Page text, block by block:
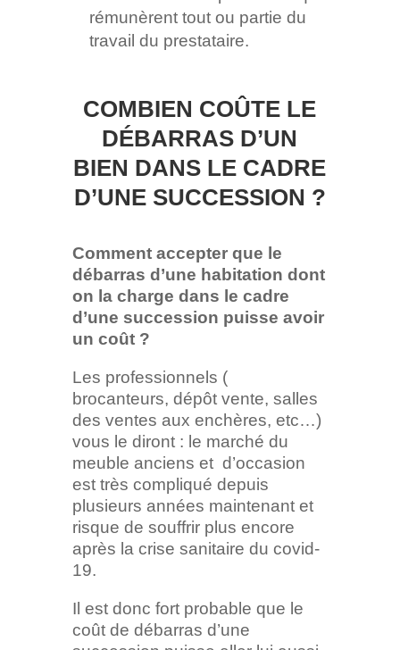
rémunèrent tout ou partie du
travail du prestataire.
COMBIEN COÛTE LE
DÉBARRAS D’UN
BIEN DANS LE CADRE
D’UNE SUCCESSION ?
Comment accepter que le
débarras d’une habitation dont
on la charge dans le cadre
d’une succession puisse avoir
un coût ?
Les professionnels (
brocanteurs, dépôt vente, salles
des ventes aux enchères, etc…)
vous le diront : le marché du
meuble anciens et d’occasion
est très compliqué depuis
plusieurs années maintenant et
risque de souffrir plus encore
après la crise sanitaire du covid-
19.
Il est donc fort probable que le
coût de débarras d’une